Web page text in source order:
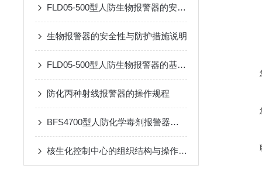
FLD05-500型人防生物报警器的安装与维护指南
生物报警器的安全性与防护措施说明
FLD05-500型人防生物报警器的基本原理、功能和在安全监控中的作用
防化丙种射线报警器的操作规程
BFS4700型人防化学毒剂报警器是重要技术屏障
核生化控制中心的组织结构与操作流程说明